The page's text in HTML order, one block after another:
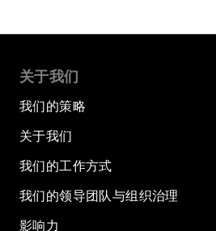
关于我们
我们的策略
关于我们
我们的工作方式
我们的领导团队与组织治理
影响力